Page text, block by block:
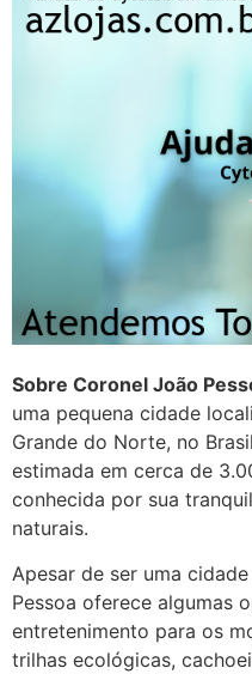
Sobre Coronel João
uma pequena cidade
Grande do Norte, no
estimada em cerca de
conhecida por sua
naturais.
Apesar de ser uma
Pessoa oferece algumas
entretenimento para os
trilhas ecológicas,
Entao q
22/05/
G
http://
quem
depois
22/05/
http://
Deve
22/05/
http://
Eu